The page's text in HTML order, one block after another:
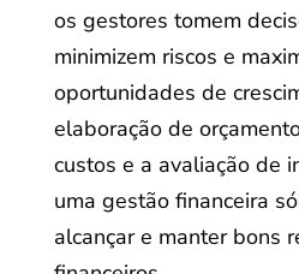
os gestores tomem
minimizem riscos e
oportunidades de
elaboração de
custos e a avaliação de
uma gestão financeira
alcançar e manter bons